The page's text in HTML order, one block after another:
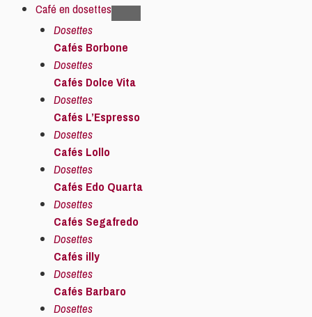
Café en dosettes
Dosettes
Cafés Borbone
Dosettes
Cafés Dolce Vita
Dosettes
Cafés L’Espresso
Dosettes
Cafés Lollo
Dosettes
Cafés Edo Quarta
Dosettes
Cafés Segafredo
Dosettes
Cafés illy
Dosettes
Cafés Barbaro
Dosettes